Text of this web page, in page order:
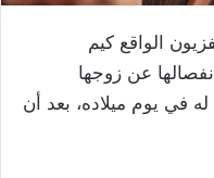
الواقع كيم
عن زوجها
في يوم ميلاده، بعد أن